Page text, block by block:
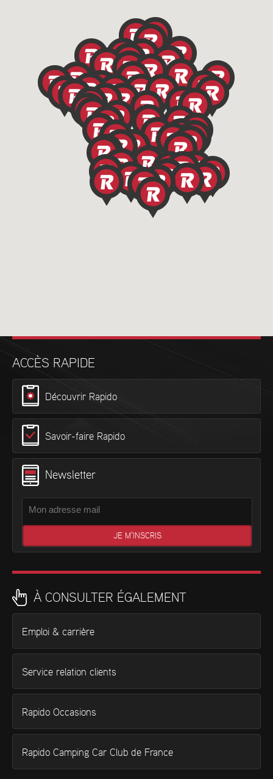
ACCÈS RAPIDE
Découvrir Rapido
Savoir-faire Rapido
Newsletter
À CONSULTER ÉGALEMENT
Emploi & carrière
Service relation clients
Rapido Occasions
Rapido Camping Car Club de France